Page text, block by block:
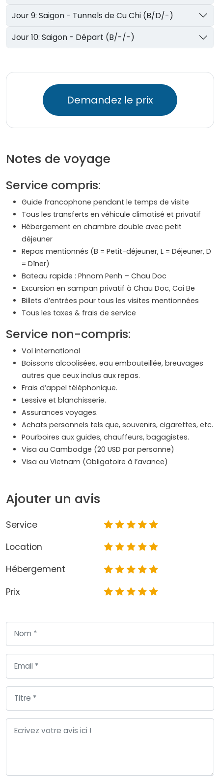
Jour 9: Saigon - Tunnels de Cu Chi (B/D/-)
Jour 10: Saigon - Départ (B/-/-)
Demandez le prix
Notes de voyage
Service compris:
Guide francophone pendant le temps de visite
Tous les transferts en véhicule climatisé et privatif
Hébergement en chambre double avec petit
déjeuner
Repas mentionnés (B = Petit-déjeuner, L = Déjeuner, D
= Dîner)
Bateau rapide : Phnom Penh – Chau Doc
Excursion en sampan privatif à Chau Doc, Cai Be
Billets d’entrées pour tous les visites mentionnées
Tous les taxes & frais de service
Service non-compris:
Vol international
Boissons alcoolisées, eau embouteillée, breuvages
autres que ceux inclus aux repas.
Frais d’appel téléphonique.
Lessive et blanchisserie.
Assurances voyages.
Achats personnels tels que, souvenirs, cigarettes, etc.
Pourboires aux guides, chauffeurs, bagagistes.
Visa au Cambodge (20 USD par personne)
Visa au Vietnam (Obligatoire à l’avance)
Ajouter un avis
Service
Location
Hébergement
Prix